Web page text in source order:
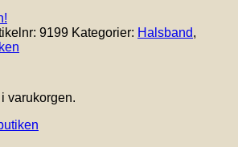
varukorgen.
9199 Kategorier: Halsband,